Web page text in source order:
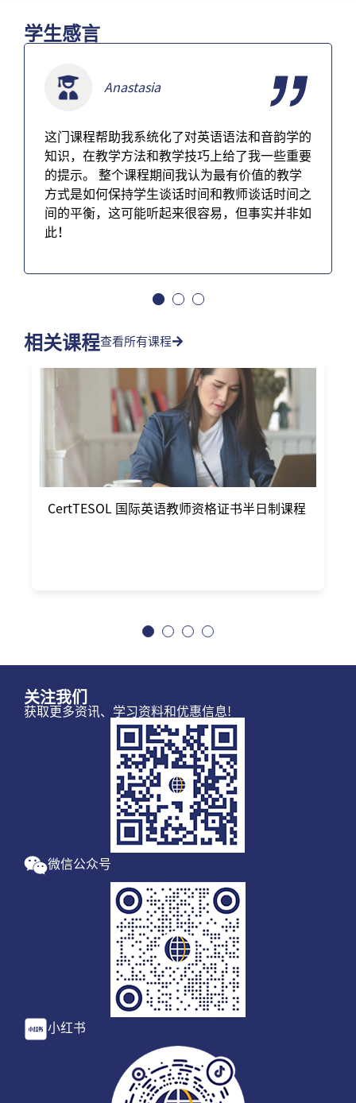
学生感言
Anastasia
这门课程帮助我系统化了对英语语法和音韵学的
知识，在教学方法和教学技巧上给了我一些重要
的提示。 整个课程期间我认为最有价值的教学
方式是如何保持学生谈话时间和教师谈话时间之
间的平衡，这可能听起来很容易，但事实并非如
此！
相关课程查看所有课程
CertTESOL 国际英语教师资格证书半日制课程
关注我们
获取更多资讯、学习资料和优惠信息!
微信公众号
小红书